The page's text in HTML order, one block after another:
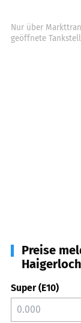
Nur über
geöffnete
Preise
Haigerloch
Super (E10)